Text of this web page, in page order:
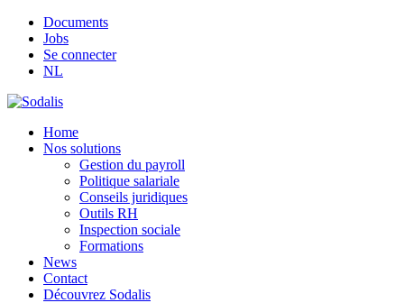
Documents
Jobs
Se connecter
NL
Home
Nos solutions
Gestion du payroll
Politique salariale
Conseils juridiques
Outils RH
Inspection sociale
Formations
News
Contact
Découvrez Sodalis